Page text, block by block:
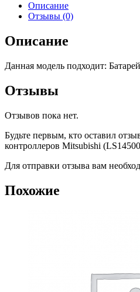
Описание
Отзывы (0)
Описание
Данная модель подходит:
Отзывы
Отзывов пока нет.
Будьте первым, кто оставил
контроллеров Mitsubishi
Для отправки отзыва вам
Похожие